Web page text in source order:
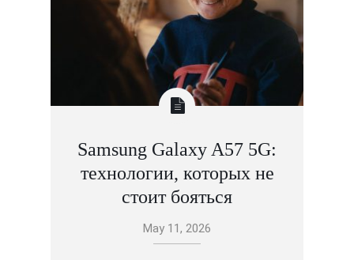
Samsung Galaxy A57 5G:
технологии, которых не
стоит бояться
May 11, 2026